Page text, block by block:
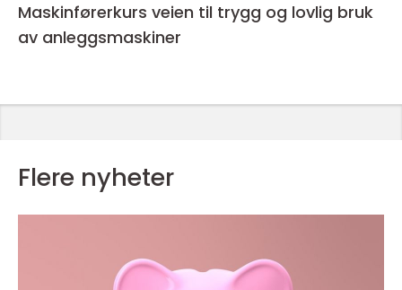
Maskinførerkurs veien til trygg og lovlig bruk
av anleggsmaskiner
Flere nyheter